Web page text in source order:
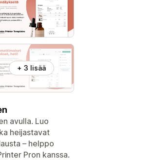
+ 3 lisää
avulla. Luo
heijastavat
– helppo
Pron kanssa.